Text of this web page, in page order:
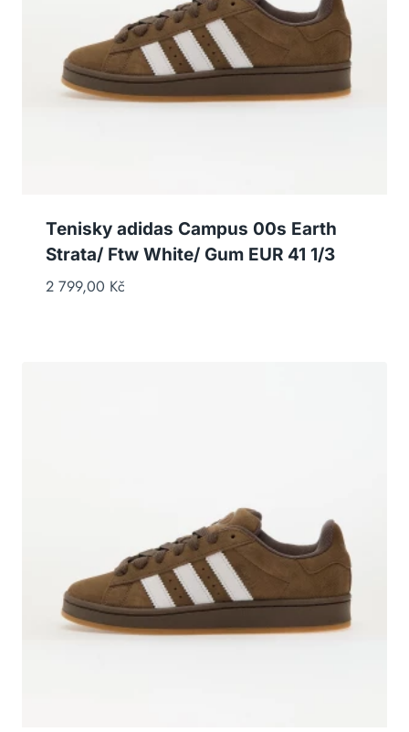
Tenisky adidas Campus 00s Earth
Strata/ Ftw White/ Gum EUR 41 1/3
2 799,00 Kč